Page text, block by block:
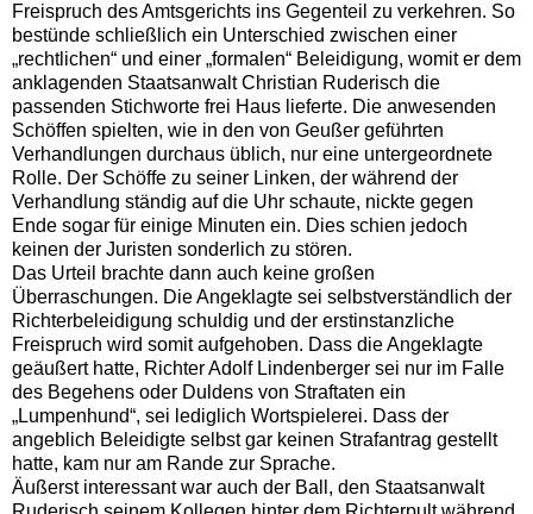
Freispruch des Amtsgerichts ins Gegenteil zu verkehren. So
bestünde schließlich ein Unterschied zwischen einer
„rechtlichen“ und einer „formalen“ Beleidigung, womit er dem
anklagenden Staatsanwalt Christian Ruderisch die
passenden Stichworte frei Haus lieferte. Die anwesenden
Schöffen spielten, wie in den von Geußer geführten
Verhandlungen durchaus üblich, nur eine untergeordnete
Rolle. Der Schöffe zu seiner Linken, der während der
Verhandlung ständig auf die Uhr schaute, nickte gegen
Ende sogar für einige Minuten ein. Dies schien jedoch
keinen der Juristen sonderlich zu stören.
Das Urteil brachte dann auch keine großen
Überraschungen. Die Angeklagte sei selbstverständlich der
Richterbeleidigung schuldig und der erstinstanzliche
Freispruch wird somit aufgehoben. Dass die Angeklagte
geäußert hatte, Richter Adolf Lindenberger sei nur im Falle
des Begehens oder Duldens von Straftaten ein
„Lumpenhund“, sei lediglich Wortspielerei. Dass der
angeblich Beleidigte selbst gar keinen Strafantrag gestellt
hatte, kam nur am Rande zur Sprache.
Äußerst interessant war auch der Ball, den Staatsanwalt